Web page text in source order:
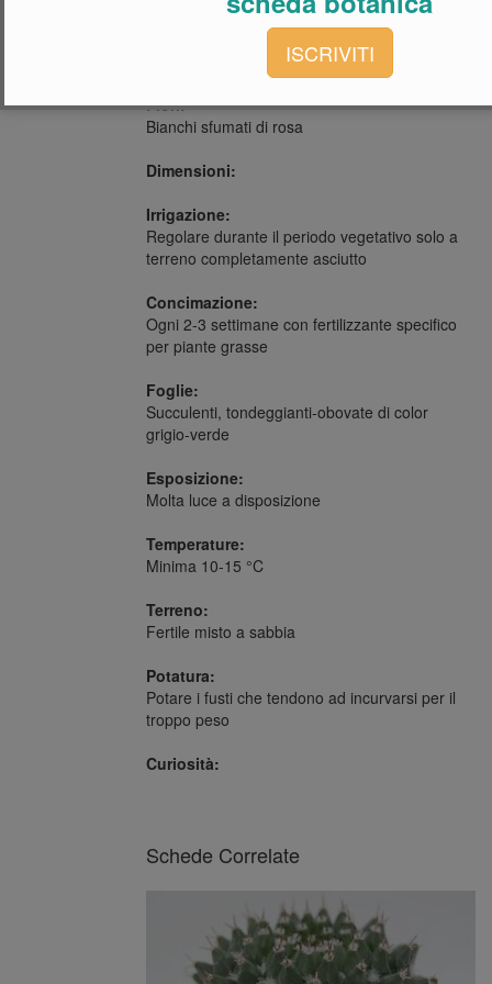
Fiori:
Bianchi sfumati di rosa
Dimensioni:
Irrigazione:
Regolare durante il periodo vegetativo solo a
terreno completamente asciutto
Concimazione:
Ogni 2-3 settimane con fertilizzante specifico
per piante grasse
Foglie:
Succulenti, tondeggianti-obovate di color
grigio-verde
Esposizione:
Molta luce a disposizione
Temperature:
Minima 10-15 °C
Terreno:
Fertile misto a sabbia
Potatura:
Potare i fusti che tendono ad incurvarsi per il
troppo peso
Curiosità:
Schede Correlate
ISCRIVITI